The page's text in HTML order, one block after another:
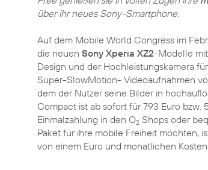
über ihr neues Sony-Smartphone.
Auf dem Mobile World Congress im
die neuen Sony Xperia XZ2-Modelle
Design und der Hochleistungskamera
Super-SlowMotion- Videoaufnahmen
dem der Nutzer seine Bilder in
Compact ist ab sofort für 793 Euro bzw.
Einmalzahlung in den O2 Shops oder
Paket für ihre mobile Freiheit möchten,
von einem Euro und monatlichen